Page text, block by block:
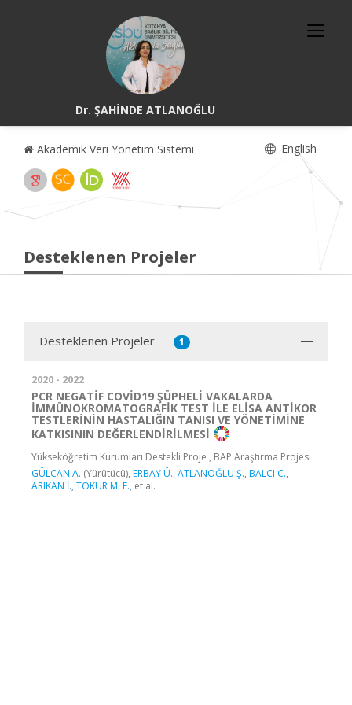
Dr. ŞAHİNDE ATLANOĞLU
Akademik Veri Yönetim Sistemi English
Desteklenen Projeler
Desteklenen Projeler 1
2020 - 2022
PCR NEGATİF COVİD19 ŞÜPHELİ VAKALARDA
İMMÜNOKROMATOGRAFİK TEST İLE ELİSA ANTİKOR
TESTLERİNİN HASTALIĞIN TANISI VE YÖNETİMİNE
KATKISININ DEĞERLENDİRİLMESİ
Yükseköğretim Kurumları Destekli Proje , BAP Araştırma Projesi
GÜLCAN A. (Yürütücü), ERBAY Ü., ATLANOĞLU Ş., BALCI C.,
ARIKAN İ., TOKUR M. E., et al.